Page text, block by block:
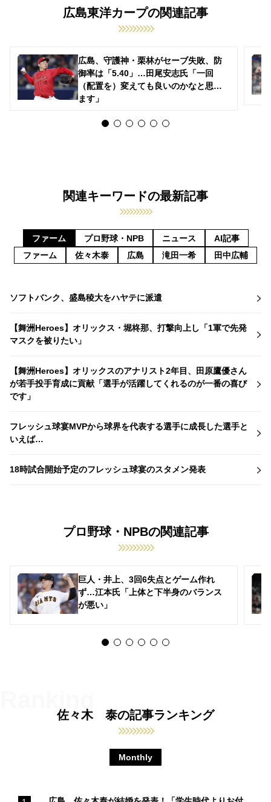
広島東洋カープの関連記事
広島、守護神・栗林がセーブ失敗、防
御率は「5.40」…田尾安志氏「一回
（配置を）変えても良いのかなと思い
ます」
関連キーワードの最新記事
ファーム プロ野球・NPB ニュース
AI記事
ファーム
佐々木泰 広島 滝田一希 田中広輔
ソフトバンク、盛島稜大をハヤテに派遣
【舞洲Heroes】オリックス・堀柊那、打撃向上し「1軍で先発
マスクを被りたい」
【舞洲Heroes】オリックスのアナリスト2年目、田原鷹優さん
が若手投手育成に貢献「選手が活躍してくれるのが一番の喜び
です」
フレッシュ球宴MVPから球界を代表する選手に成長した選手と
いえば…
18時試合開始予定のフレッシュ球宴のスタメン発表
プロ野球・NPBの関連記事
巨人・井上、3回6失点とゲーム作れ
ず…江本氏「上体と下半身のバランス
が悪い」
佐々木 泰の記事ランキング
Monthly